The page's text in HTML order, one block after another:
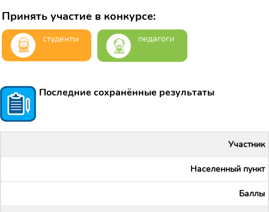
Принять участие в конкурсе:
студенты педагоги
Последние сохранённые результаты
Участник
Населенный пункт
Баллы